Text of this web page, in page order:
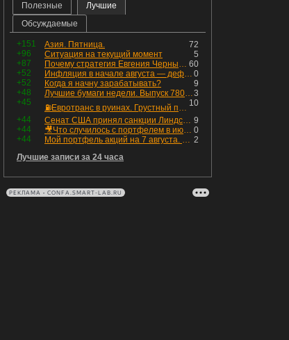
Полезные
Лучшие
Обсуждаемые
+151 72
Азия. Пятница.
+96
5
Ситуация на текущий момент
+87
60
Почему стратегия Евгения Черных приведет вас к убыткам в 2026 году
+52
0
Инфляция в начале августа — дефляция из-за топлива и плодоовощной корзины, но услуги продолжают дорожать, а рубль начал ослабевать.
+52
9
Когда я начну зарабатывать?
+48
3
Лучшие бумаги недели. Выпуск 780 – обновления для пятницы
+45
10
⛽️Евротранс в руинах. Грустный пост😶😞 Что изменилось в облигациях?
+44
9
Сенат США принял санкции Линдси Грэма против России
+44
0
🎥Что случилось с портфелем в июле - честный разбор / Инвестировать Просто
+44
2
Мой портфель акций на 7 августа. Покупки активов и реинвестирование дивидендов. Создание пассивного дохода
Лучшие записи за 24 часа
РЕКЛАМА • CONFA.SMART-LAB.RU